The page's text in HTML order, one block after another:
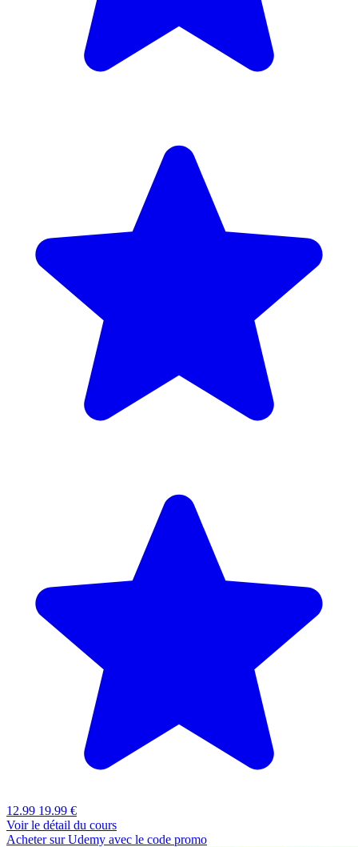
12.99 19.99 €
Voir le détail du cours
Acheter sur Udemy avec le code promo